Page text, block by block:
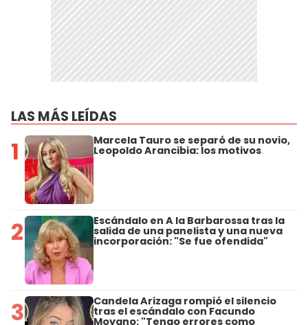
LAS MÁS LEÍDAS
1 Marcela Tauro se separó de su novio,
Leopoldo Arancibia: los motivos
2 Escándalo en A la Barbarossa tras la
salida de una panelista y una nueva
incorporación: "Se fue ofendida"
3 Candela Arizaga rompió el silencio
tras el escándalo con Facundo
Moyano: "Tengo errores como